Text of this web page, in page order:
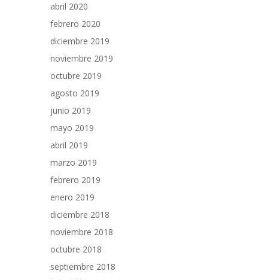
abril 2020
febrero 2020
diciembre 2019
noviembre 2019
octubre 2019
agosto 2019
junio 2019
mayo 2019
abril 2019
marzo 2019
febrero 2019
enero 2019
diciembre 2018
noviembre 2018
octubre 2018
septiembre 2018